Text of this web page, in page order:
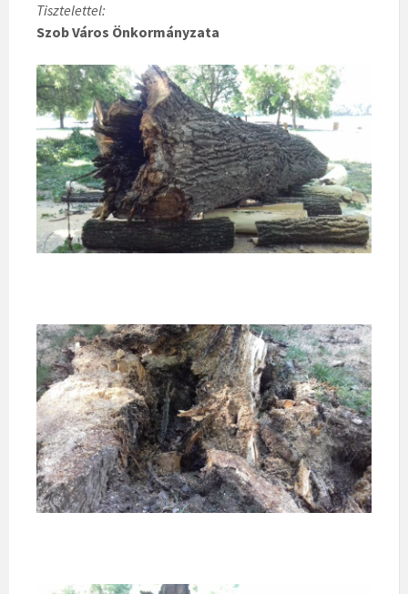
Tisztelettel:
Szob Város Önkormányzata